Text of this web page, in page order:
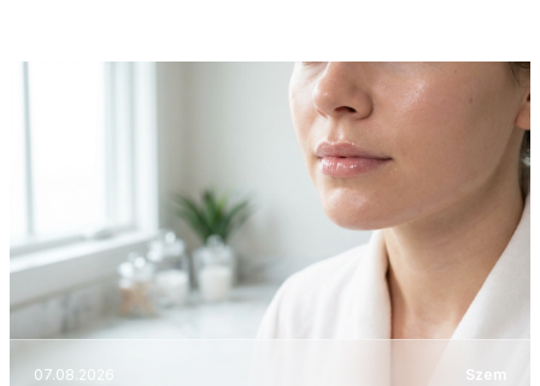
07.08.2026 Szem